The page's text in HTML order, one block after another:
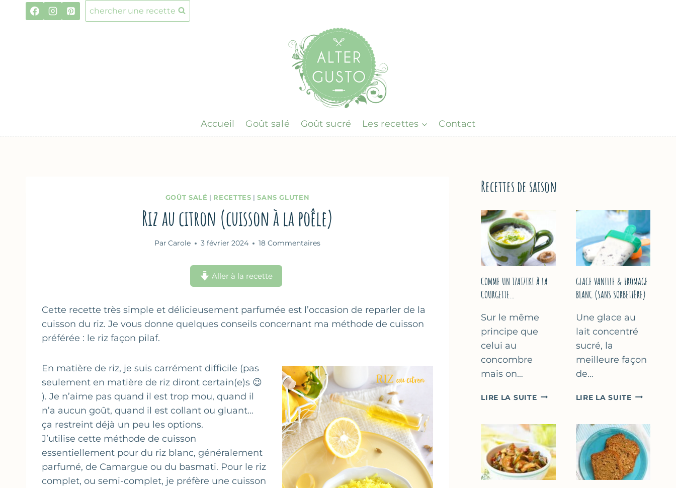
chercher une recette
Accueil Goût salé Goût sucré Les recettes Contact
GOÛT SALÉ | RECETTES |SANS GLUTEN
Riz au citron (cuisson à la poêle)
Par Carole 3 février 2024 18 Commentaires
Aller à la recette
Cette recette très simple et délicieusement parfumée est l’occasion de reparler de la
cuisson du riz. Je vous donne quelques conseils concernant ma méthode de cuisson
préférée : le riz façon pilaf.
En matière de riz, je suis carrément difficile (pas
seulement en matière de riz diront certain(e)s 😉
). Je n’aime pas quand il est trop mou, quand il
n’a aucun goût, quand il est collant ou gluant…
ça restreint déjà un peu les options.
J’utilise cette méthode de cuisson
essentiellement pour du riz blanc, généralement
parfumé, de Camargue ou du basmati. Pour le riz
complet, ou semi-complet, je préfère une cuisson
Recettes de saison
COMME UN TZATZIKI À LA
COURGETTE…
Sur le même
principe que
celui au
concombre
mais on…
LIRE LA SUITECOMME
À
LA
COURGETTE…
GLACE VANILLE & FROMAGE
BLANC (SANS SORBETIÈRE)
Une glace au
lait concentré
sucré, la
meilleure façon
de…
LIRE LA SUITEGLACE
FROMAGE
BLANC
(SANS